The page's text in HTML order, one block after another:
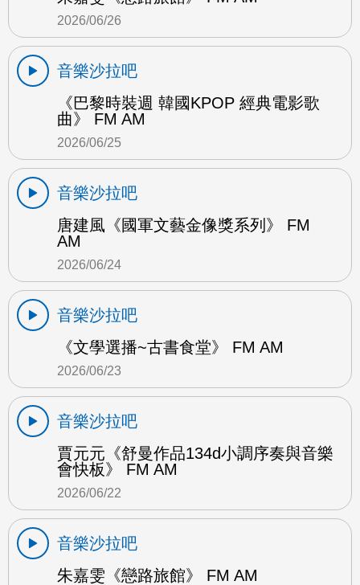
2026/06/26
音樂沙拉吧
《巴黎時裝週 韓國KPOP 經典電影歌
曲》 FM AM
2026/06/25
音樂沙拉吧
唐建風《國軍文藝金像獎系列》 FM
AM
2026/06/24
音樂沙拉吧
《文學選播~古書食堂》 FM AM
2026/06/23
音樂沙拉吧
賈元元《舒曼作品134d小調序奏與音樂
會快板》 FM AM
2026/06/22
音樂沙拉吧
朱嘉雯《戀路旅館》 FM AM